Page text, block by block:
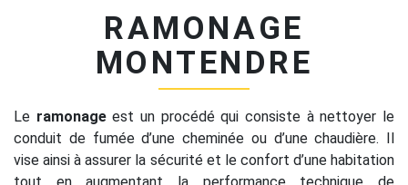
RAMONAGE
MONTENDRE
Le ramonageest un procédé qui consiste à nettoyer le
conduit de fumée d’une cheminée ou d’une chaudière. Il
vise ainsi à assurer la sécurité et le confort d’une habitation